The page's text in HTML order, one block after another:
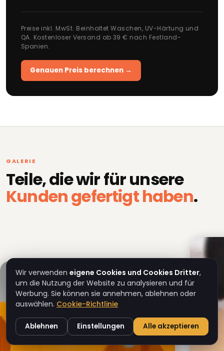
Preise inkl. MwSt. Beinhaltet Waschen, UV-Härtung und
QA. Kostenloser Versand ab 39 € nach Festland-
Spanien.
Genauen Preis berechnen →
GALERIE
Teile, die wir für unsere
Kunden gefertigt haben.
Wir verwenden eigene Cookies und Cookies Dritter,
um die Nutzung der Website zu analysieren und für
Werbung. Sie können sie annehmen, ablehnen oder
auswählen. Cookie-Richtlinie
Ablehnen Einstellungen Alle akzeptieren